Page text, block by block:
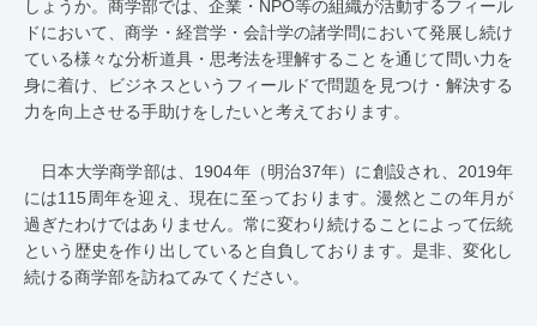
しょうか。商学部では、企業・NPO等の組織が活動するフィール
ドにおいて、商学・経営学・会計学の諸学問において発展し続け
ている様々な分析道具・思考法を理解することを通じて問い力を
身に着け、ビジネスというフィールドで問題を見つけ・解決する
力を向上させる手助けをしたいと考えております。
日本大学商学部は、1904年（明治37年）に創設され、2019年
には115周年を迎え、現在に至っております。漫然とこの年月が
過ぎたわけではありません。常に変わり続けることによって伝統
という歴史を作り出していると自負しております。是非、変化し
続ける商学部を訪ねてみてください。